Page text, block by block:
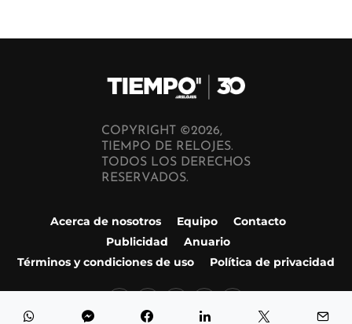
COPYRIGHT ©2026,
TIEMPO DE RELOJES.
TODOS LOS DERECHOS
RESERVADOS.
Acerca de nosotros Equipo
Contacto
Publicidad
Anuario
Términos y condiciones de uso
Política de privacidad